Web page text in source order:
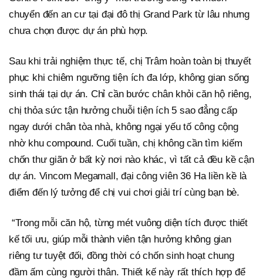
chuyển đến an cư tại đại đô thị Grand Park từ lâu nhưng
chưa chọn được dự án phù hợp.
Sau khi trải nghiệm thực tế, chị Trâm hoàn toàn bị thuyết
phục khi chiêm ngưỡng tiện ích đa lớp, không gian sống
sinh thái tại dự án. Chỉ cần bước chân khỏi căn hộ riêng,
chị thỏa sức tận hưởng chuỗi tiện ích 5 sao đẳng cấp
ngay dưới chân tòa nhà, không ngại yếu tố công cộng
nhờ khu compound. Cuối tuần, chị không cần tìm kiếm
chốn thư giãn ở bất kỳ nơi nào khác, vì tất cả đều kề cận
dự án. Vincom Megamall, đại công viên 36 Ha liền kề là
điểm đến lý tưởng để chị vui chơi giải trí cùng bạn bè.
“Trong mỗi căn hộ, từng mét vuông diện tích được thiết
kế tối ưu, giúp mỗi thành viên tận hưởng không gian
riêng tư tuyệt đối, đồng thời có chốn sinh hoạt chung
đầm ấm cùng người thân. Thiết kế này rất thích hợp để